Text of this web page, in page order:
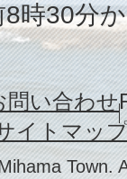
時30分
問い合わせ
イトマッ
Town.